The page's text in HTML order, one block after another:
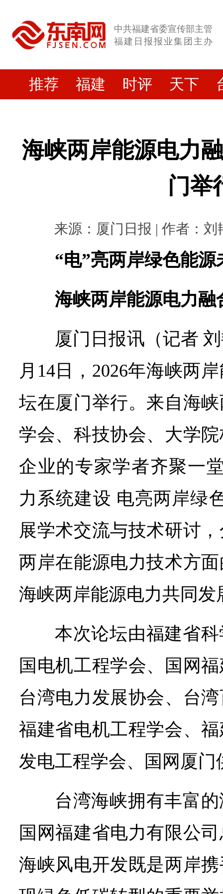
中共福建省委宣传部主管
福建日报报业集团主办
推荐 福建 时评 天下
海峡两岸能源电力
门举
来源：厦门日报 | 作者：刘
“电”亮两岸绿色能源
海峡两岸能源电力融
厦门日报讯（记者
月14日，2026年海峡两
坛在厦门举行。来自海
学会、科技协会、大学
企业的专家学者齐聚一
力系统建设 电亮两岸绿
展学术交流与技术研讨
两岸在能源电力技术方
海峡两岸能源电力共同发
本次论坛由福建省
国电机工程学会、国网
台湾电力发展协会、台
福建省电机工程学会、
发电工程学会、国网厦门
台湾海峡拥有丰富
国网福建省电力有限公
海峡风电开发既是两岸